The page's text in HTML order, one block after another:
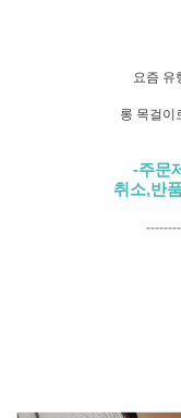
요즘 유
롱 목걸이
-주문
취소,반